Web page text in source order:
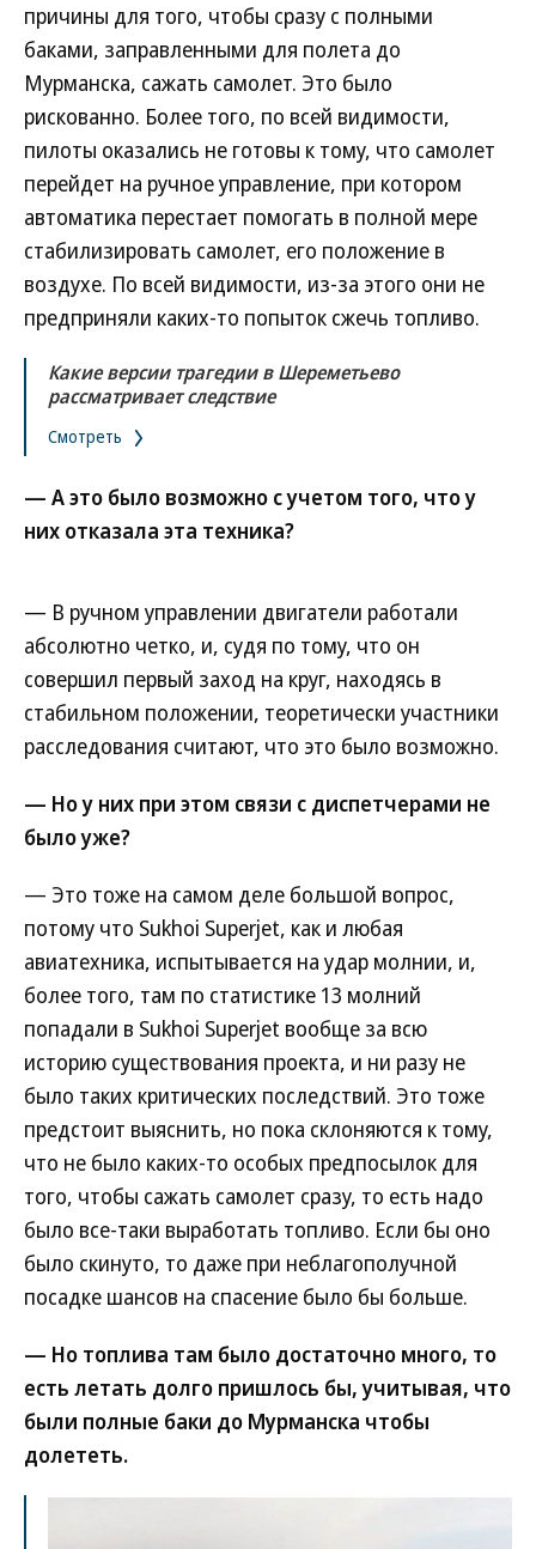
причины для того, чтобы сразу с полными
баками, заправленными для полета до
Мурманска, сажать самолет. Это было
рискованно. Более того, по всей видимости,
пилоты оказались не готовы к тому, что самолет
перейдет на ручное управление, при котором
автоматика перестает помогать в полной мере
стабилизировать самолет, его положение в
воздухе. По всей видимости, из-за этого они не
предприняли каких-то попыток сжечь топливо.
Какие версии трагедии в Шереметьево
рассматривает следствие
Смотреть
— А это было возможно с учетом того, что у
них отказала эта техника?
— В ручном управлении двигатели работали
абсолютно четко, и, судя по тому, что он
совершил первый заход на круг, находясь в
стабильном положении, теоретически участники
расследования считают, что это было возможно.
— Но у них при этом связи с диспетчерами не
было уже?
— Это тоже на самом деле большой вопрос,
потому что Sukhoi Superjet, как и любая
авиатехника, испытывается на удар молнии, и,
более того, там по статистике 13 молний
попадали в Sukhoi Superjet вообще за всю
историю существования проекта, и ни разу не
было таких критических последствий. Это тоже
предстоит выяснить, но пока склоняются к тому,
что не было каких-то особых предпосылок для
того, чтобы сажать самолет сразу, то есть надо
было все-таки выработать топливо. Если бы оно
было скинуто, то даже при неблагополучной
посадке шансов на спасение было бы больше.
— Но топлива там было достаточно много, то
есть летать долго пришлось бы, учитывая, что
были полные баки до Мурманска чтобы
долететь.